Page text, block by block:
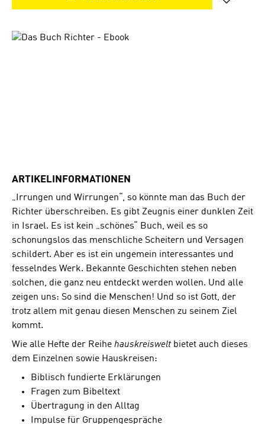
Bildergalerie überspringen
ARTIKELINFORMATIONEN
„Irrungen und Wirrungen“, so könnte man das Buch der
Richter überschreiben. Es gibt Zeugnis einer dunklen Zeit
in Israel. Es ist kein „schönes“ Buch, weil es so
schonungslos das menschliche Scheitern und Versagen
schildert. Aber es ist ein ungemein interessantes und
fesselndes Werk. Bekannte Geschichten stehen neben
solchen, die ganz neu entdeckt werden wollen. Und alle
zeigen uns: So sind die Menschen! Und so ist Gott, der
trotz allem mit genau diesen Menschen zu seinem Ziel
kommt.
Wie alle Hefte der Reihe hauskreiswelt bietet auch dieses
dem Einzelnen sowie Hauskreisen:
Biblisch fundierte Erklärungen
Fragen zum Bibeltext
Übertragung in den Alltag
Impulse für Gruppengespräche